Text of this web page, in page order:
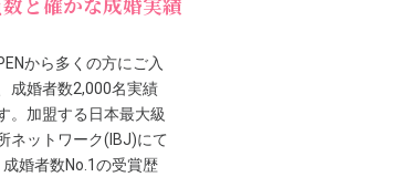
から多くの方にご入
成婚者数2,000名実績
。加盟する日本最大級
ネットワーク(IBJ)にて
婚者数No.1の受賞歴